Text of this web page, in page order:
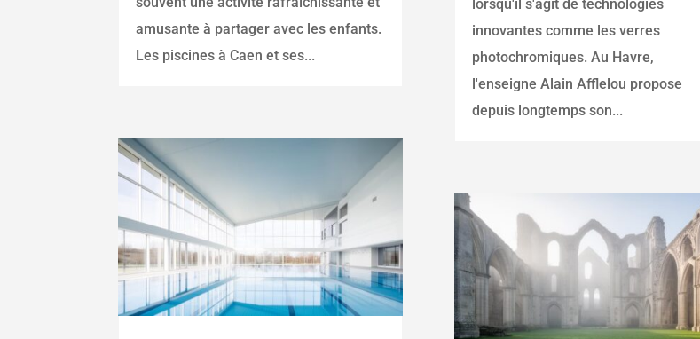
amusante à partager avec les enfants.
Les piscines à Caen et ses...
lorsqu'il s'agit de technologies
innovantes comme les verres
photochromiques. Au Havre,
l'enseigne Alain Afflelou propose
depuis longtemps son...